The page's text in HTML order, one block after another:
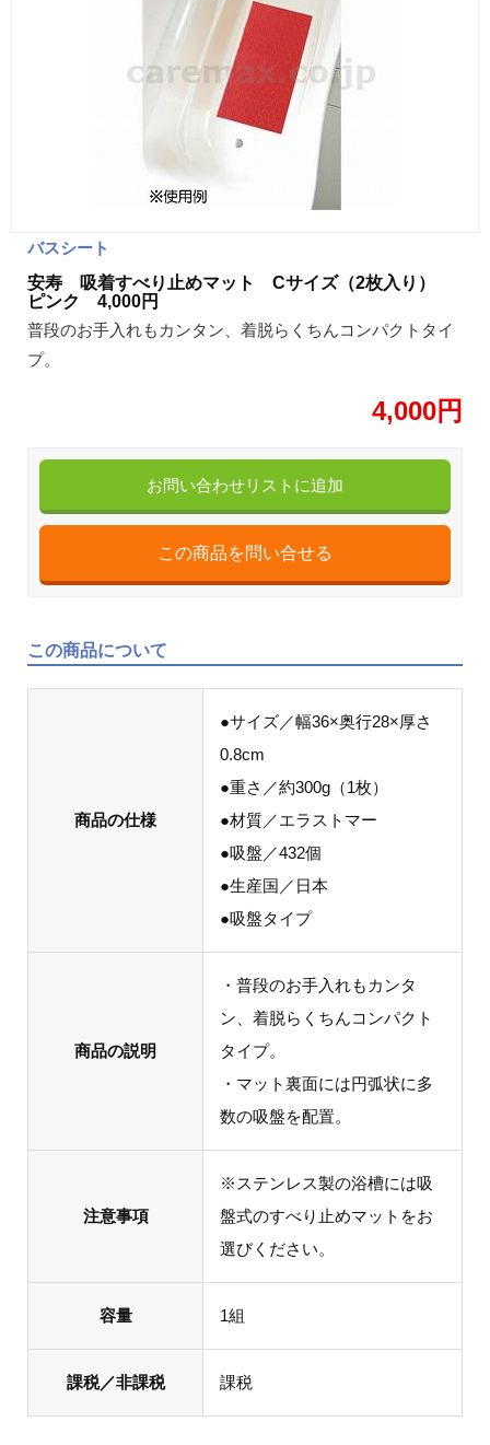
バスシート
安寿 吸着すべり止めマット Cサイズ（2枚入り）
ピンク 4,000円
普段のお手入れもカンタン、着脱らくちんコンパクトタイ
プ。
4,000円
お問い合わせリストに追加
この商品について
商品の仕様
●サイズ／幅36×奥行28×厚さ
0.8cm
●重さ／約300g（1枚）
●材質／エラストマー
●吸盤／432個
●生産国／日本
●吸盤タイプ
商品の説明
・普段のお手入れもカンタ
ン、着脱らくちんコンパクト
タイプ。
・マット裏面には円弧状に多
数の吸盤を配置。
注意事項
※ステンレス製の浴槽には吸
盤式のすべり止めマットをお
選びください。
容量 1組
課税／非課税 課税